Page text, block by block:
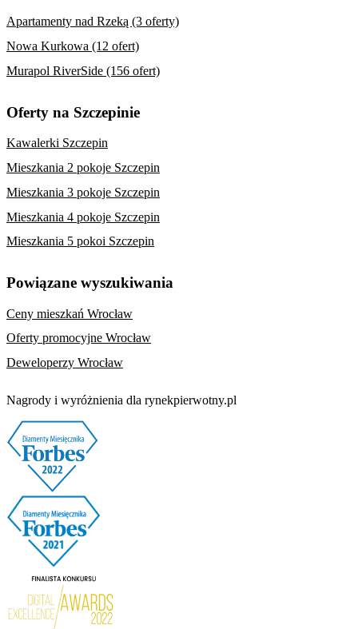
Apartamenty nad Rzeką (3 oferty)
Nowa Kurkowa (12 ofert)
Murapol RiverSide (156 ofert)
Oferty na Szczepinie
Kawalerki Szczepin
Mieszkania 2 pokoje Szczepin
Mieszkania 3 pokoje Szczepin
Mieszkania 4 pokoje Szczepin
Mieszkania 5 pokoi Szczepin
Powiązane wyszukiwania
Ceny mieszkań Wrocław
Oferty promocyjne Wrocław
Deweloperzy Wrocław
Nagrody i wyróżnienia dla rynekpierwotny.pl